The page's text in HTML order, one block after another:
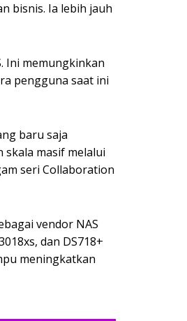
bisnis. Ia lebih jauh
Ini memungkinkan
pengguna saat ini
baru saja
masif melalui
seri Collaboration
vendor NAS
dan DS718+
meningkatkan